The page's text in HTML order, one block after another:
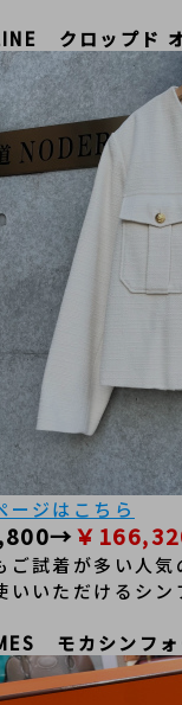
クロップド
ジはこちら
￥
ご試着が多い人気
いいただけるシ
モカシンフ